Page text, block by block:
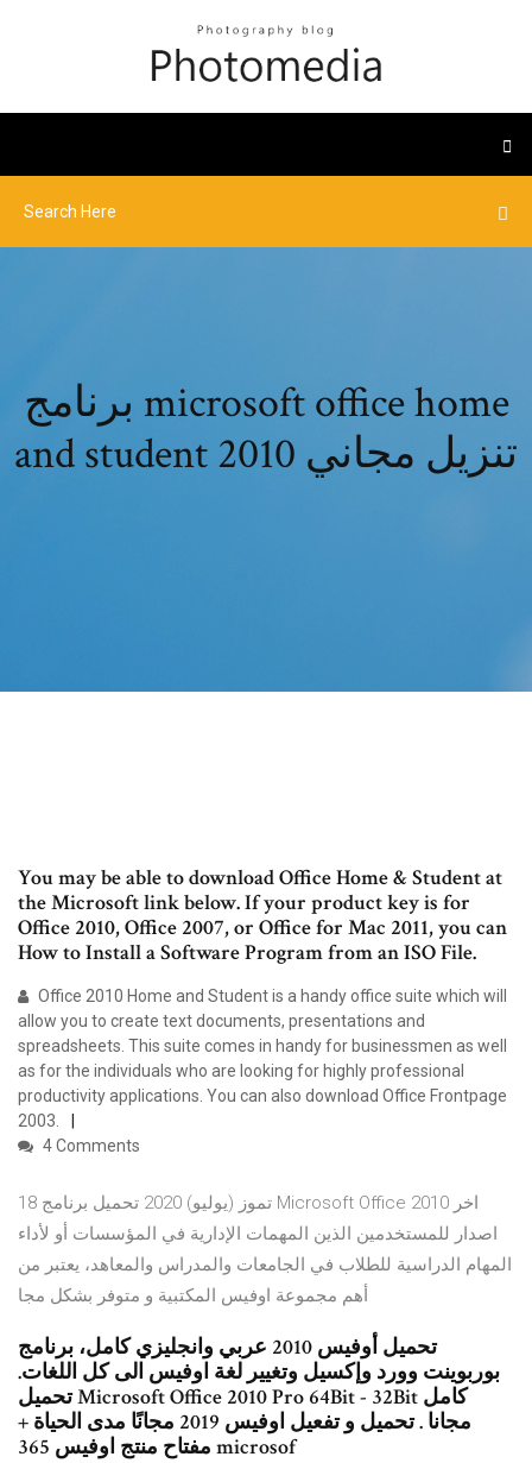
برنامج microsoft office home
and student 2010 تنزيل مجاني
You may be able to download Office Home & Student at
the Microsoft link below. If your product key is for
Office 2010, Office 2007, or Office for Mac 2011, you can
How to Install a Software Program from an ISO File.
Office 2010 Home and Student is a handy office suite which will
allow you to create text documents, presentations and
spreadsheets. This suite comes in handy for businessmen as well
as for the individuals who are looking for highly professional
productivity applications. You can also download Office Frontpage
2003.
4 Comments
18 تموز (يوليو) 2020 تحميل برنامج Microsoft Office 2010 اخر
اصدار للمستخدمين الذين المهمات الإدارية في المؤسسات أو لأداء
المهام الدراسية للطلاب في الجامعات والمدراس والمعاهد، يعتبر من
أهم مجموعة اوفيس المكتبية و متوفر بشكل مجا
تحميل أوفيس 2010 عربي وانجليزي كامل، برنامج
بوربوينت وورد وإكسيل وتغيير لغة اوفيس الى كل اللغات.
تحميل Microsoft Office 2010 Pro 64Bit - 32Bit كامل
مجانا . تحميل و تفعيل اوفيس 2019 مجانًا مدى الحياة +
مفتاح منتج اوفيس 365 microsof